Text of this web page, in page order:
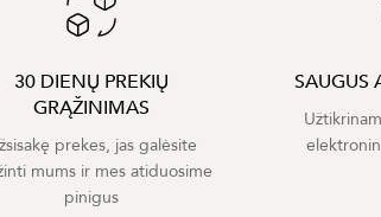
30 DIENŲ PREKIŲ
GRĄŽINIMAS
prekes, jas galėsite
mums ir mes atiduosime
pinigus
SAUGUS